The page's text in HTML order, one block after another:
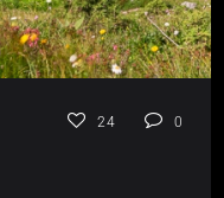
24 0